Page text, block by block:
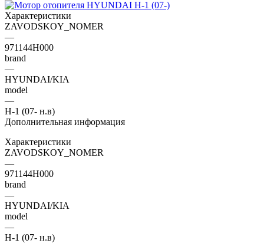
Характеристики
ZAVODSKOY_NOMER
—
971144H000
brand
—
HYUNDAI/KIA
model
—
H-1 (07- н.в)
Дополнительная информация
Характеристики
ZAVODSKOY_NOMER
—
971144H000
brand
—
HYUNDAI/KIA
model
—
H-1 (07- н.в)